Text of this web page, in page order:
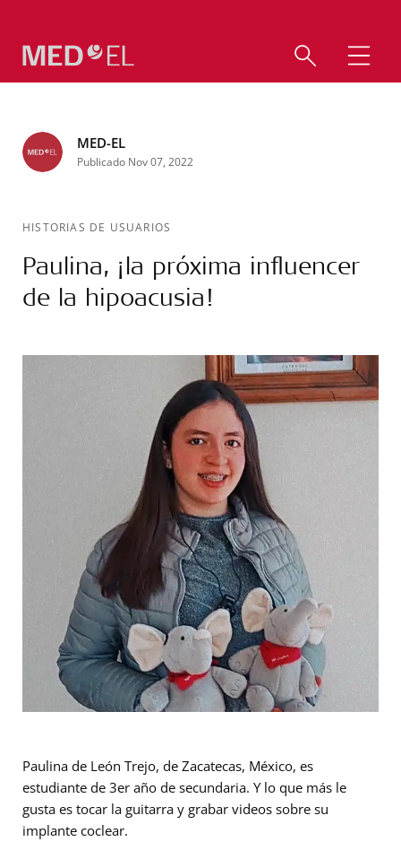
MED-EL
Publicado Nov 07, 2022
HISTORIAS DE USUARIOS
Paulina, ¡la próxima influencer
de la hipoacusia!
Paulina de León Trejo, de Zacatecas, México, es
estudiante de 3er año de secundaria. Y lo que más le
gusta es tocar la guitarra y grabar videos sobre su
implante coclear.